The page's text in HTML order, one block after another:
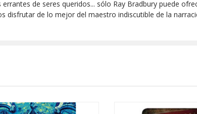
de seres queridos... sólo Ray Bradbury puede
disfrutar de lo mejor del maestro indiscutible de la